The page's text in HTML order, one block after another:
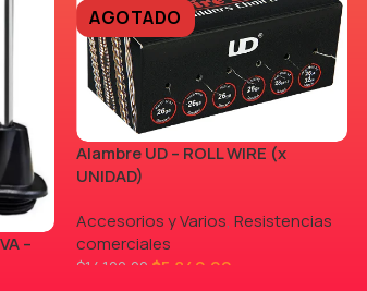
–
AGOTADO
Alambre UD – ROLL WIRE (x
UNIDAD)
Accesorios y Varios,Resistencias
comerciales
$14.100,00 $5.840,00